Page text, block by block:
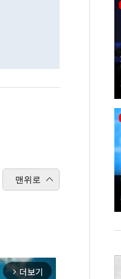
맨위로
arrow_forward_ios 더보기